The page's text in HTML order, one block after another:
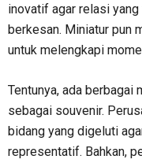
inovatif agar relasi
berkesan. Miniatur pun
untuk melengkapi
Tentunya, ada berbagai
sebagai souvenir.
bidang yang digeluti
representatif. Bahkan,